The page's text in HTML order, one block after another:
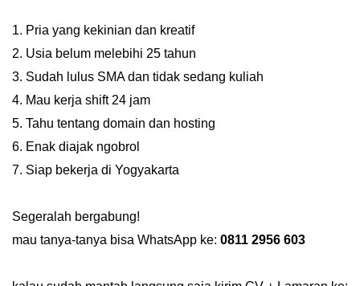
1. Pria yang kekinian dan kreatif
2. Usia belum melebihi 25 tahun
3. Sudah lulus SMA dan tidak sedang kuliah
4. Mau kerja shift 24 jam
5. Tahu tentang domain dan hosting
6. Enak diajak ngobrol
7. Siap bekerja di Yogyakarta
Segeralah bergabung!
mau tanya-tanya bisa WhatsApp ke: 0811 2956 603